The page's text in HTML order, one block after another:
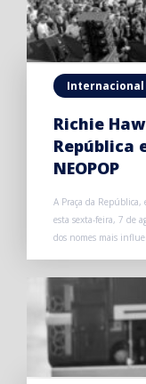
Internacional
Richie
República
NEOPOP
A Praça da
esta sexta-feira, 7 de
dos nomes mais